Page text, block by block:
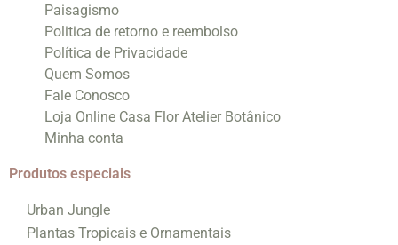
Paisagismo
Politica de retorno e reembolso
Política de Privacidade
Quem Somos
Fale Conosco
Loja Online Casa Flor Atelier Botânico
Minha conta
Produtos especiais
Urban Jungle
Plantas Tropicais e Ornamentais